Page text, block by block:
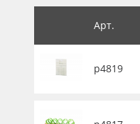
Арт.
р4819